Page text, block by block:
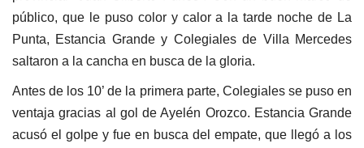
público, que le puso color y calor a la tarde noche de La
Punta, Estancia Grande y Colegiales de Villa Mercedes
saltaron a la cancha en busca de la gloria.
Antes de los 10’ de la primera parte, Colegiales se puso en
ventaja gracias al gol de Ayelén Orozco. Estancia Grande
acusó el golpe y fue en busca del empate, que llegó a los